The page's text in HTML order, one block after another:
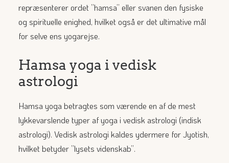
repræsenterer ordet ”hamsa” eller svanen den fysiske
og spirituelle enighed, hvilket også er det ultimative mål
for selve ens yogarejse.
Hamsa yoga i vedisk
astrologi
Hamsa yoga betragtes som værende en af de mest
lykkevarslende typer af yoga i vedisk astrologi (indisk
astrologi). Vedisk astrologi kaldes ydermere for Jyotish,
hvilket betyder ”lysets videnskab”.